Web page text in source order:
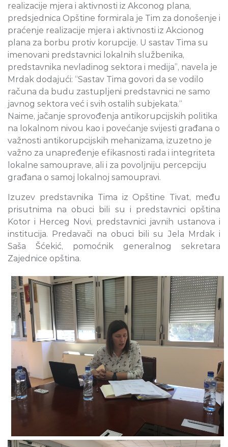
realizacije mjera i aktivnosti iz Akconog plana,
predsjednica Opštine formirala je Tim za donošenje i
praćenje realizacije mjera i aktivnosti iz Akcionog
plana za borbu protiv korupcije. U sastav Tima su
imenovani predstavnici lokalnih službenika,
predstavnika nevladinog sektora i medija”, navela je
Mrdak dodajući: “Sastav Tima govori da se vodilo
računa da budu zastupljeni predstavnici ne samo
javnog sektora već i svih ostalih subjekata.“
Naime, jačanje sprovođenja antikorupcijskih politika
na lokalnom nivou kao i povećanje svijesti građana o
važnosti antikorupcijskih mehanizama, izuzetno je
važno za unapređenje efikasnosti rada i integriteta
lokalne samouprave, ali i za povoljniju percepciju
građana o samoj lokalnoj samoupravi.
Izuzev predstavnika Tima iz Opštine Tivat, među
prisutnima na obuci bili su i predstavnici opština
Kotor i Herceg Novi, predstavnici javnih ustanova i
institucija. Predavači na obuci bili su Jela Mrdak i
Saša Šćekić, pomoćnik generalnog sekretara
Zajednice opština.